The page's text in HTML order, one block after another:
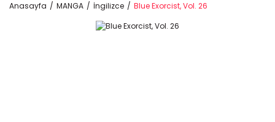
Anasayfa MANGA İngilizce Blue Exorcist, Vol. 26